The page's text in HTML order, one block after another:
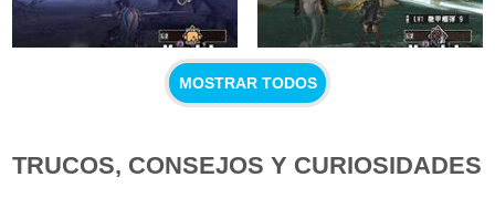
MOSTRAR TODOS
TRUCOS, CONSEJOS Y CURIOSIDADES